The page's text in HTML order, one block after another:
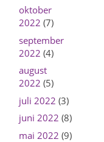
oktober
2022 (7)
september
2022 (4)
august
2022 (5)
juli 2022 (3)
juni 2022 (8)
mai 2022 (9)